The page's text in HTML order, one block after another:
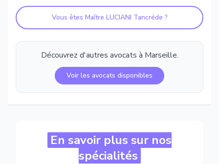
Vous êtes Maître LUCIANI Tancréde ?
Découvrez d'autres avocats à Marseille.
Voir les avocats disponibles
En savoir plus sur nos
spécialités